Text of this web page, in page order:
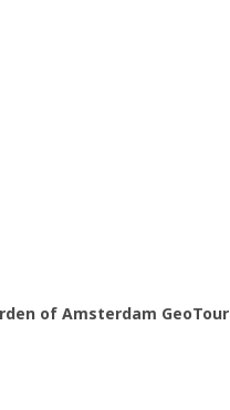
of Amsterdam GeoTour